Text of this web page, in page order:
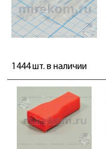
1444 шт. в наличии